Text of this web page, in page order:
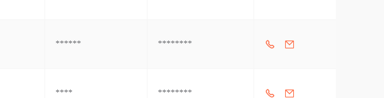
****** ********
**** ********